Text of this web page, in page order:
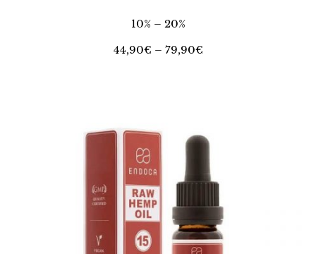
10% – 20%
44,90€ – 79,90€